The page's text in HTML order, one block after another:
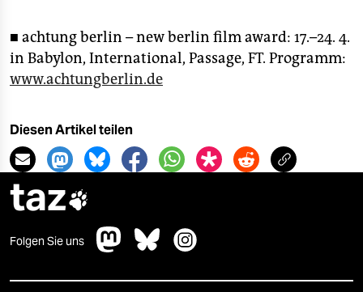
■ achtung berlin – new berlin film award: 17.–24. 4.
in Babylon, International, Passage, FT. Programm:
www.achtungberlin.de
Diesen Artikel teilen
taz
Folgen Sie uns